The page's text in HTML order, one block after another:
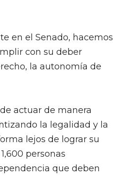
en el Senado, hacemos
con su deber
la autonomía de
actuar de manera
la legalidad y la
lejos de lograr su
personas
que deben